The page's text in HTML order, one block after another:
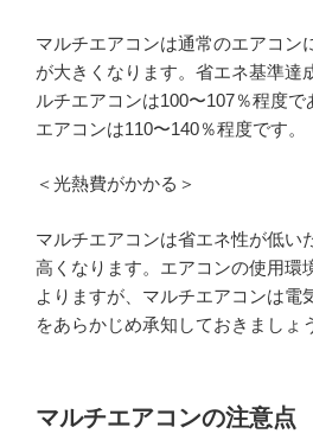
マルチエアコンは通常のエアコン
が大きくなります。省エネ基準達
ルチエアコンは100〜107％程度
エアコンは110〜140％程度です。
＜光熱費がかかる＞
マルチエアコンは省エネ性が低い
高くなります。エアコンの使用環
よりますが、マルチエアコンは電
をあらかじめ承知しておきましょ
マルチエアコンの注意点